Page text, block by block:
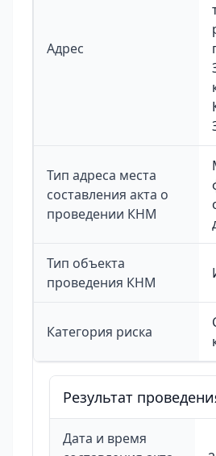
Адрес
Тип адреса места
составления акта о
проведении КНМ
Тип объекта
проведения КНМ
Категория риска
Результат
Дата и время